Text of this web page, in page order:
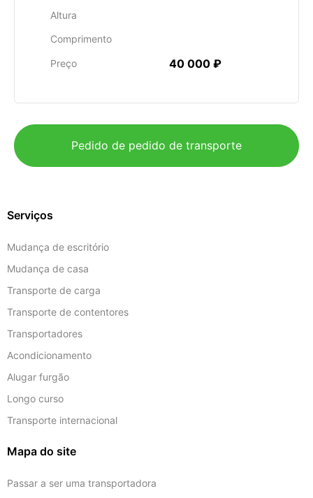
Altura
Comprimento
Preço 40 000 ₽
Pedido de pedido de transporte
Serviços
Mudança de escritório
Mudança de casa
Transporte de carga
Transporte de contentores
Transportadores
Acondicionamento
Alugar furgão
Longo curso
Transporte internacional
Mapa do site
Passar a ser uma transportadora